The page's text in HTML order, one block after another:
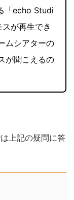
「echo Studi
が再生でき
ムシアターの
が聞こえるの
上記の疑問に答